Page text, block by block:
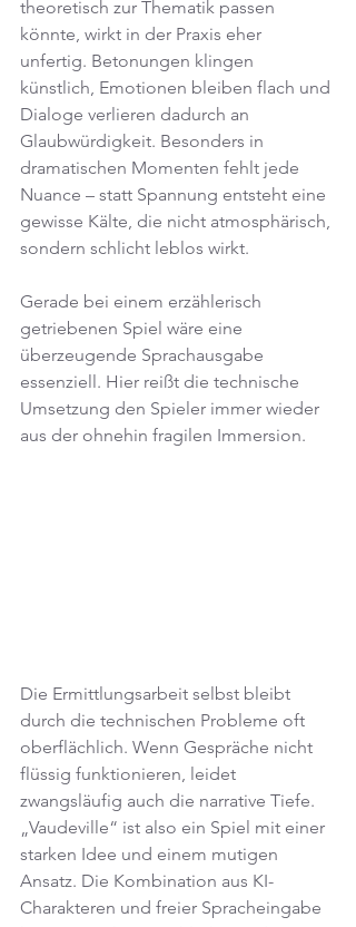
theoretisch zur Thematik passen
könnte, wirkt in der Praxis eher
unfertig. Betonungen klingen
künstlich, Emotionen bleiben flach und
Dialoge verlieren dadurch an
Glaubwürdigkeit. Besonders in
dramatischen Momenten fehlt jede
Nuance – statt Spannung entsteht eine
gewisse Kälte, die nicht atmosphärisch,
sondern schlicht leblos wirkt.
Gerade bei einem erzählerisch
getriebenen Spiel wäre eine
überzeugende Sprachausgabe
essenziell. Hier reißt die technische
Umsetzung den Spieler immer wieder
aus der ohnehin fragilen Immersion.
Die Ermittlungsarbeit selbst bleibt
durch die technischen Probleme oft
oberflächlich. Wenn Gespräche nicht
flüssig funktionieren, leidet
zwangsläufig auch die narrative Tiefe.
„Vaudeville“ ist also ein Spiel mit einer
starken Idee und einem mutigen
Ansatz. Die Kombination aus KI-
Charakteren und freier Spracheingabe